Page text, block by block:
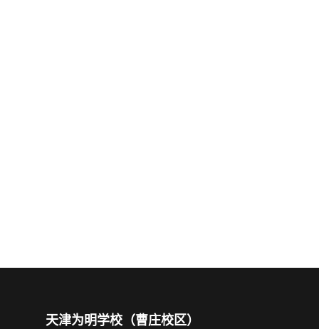
天津为明学校（曹庄校区）